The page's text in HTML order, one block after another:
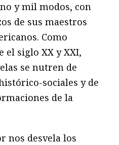
y mil modos, con
de sus maestros
Como
siglo XX y XXI,
se nutren de
sociales y de
de la
nos desvela los